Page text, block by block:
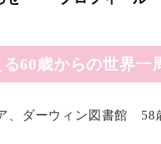
60歳からの世界
、ダーウィン図書館 58